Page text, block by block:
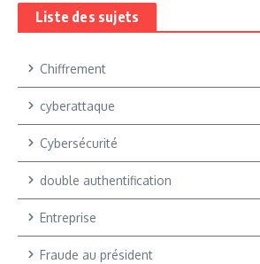
Liste des sujets
Chiffrement
cyberattaque
Cybersécurité
double authentification
Entreprise
Fraude au président